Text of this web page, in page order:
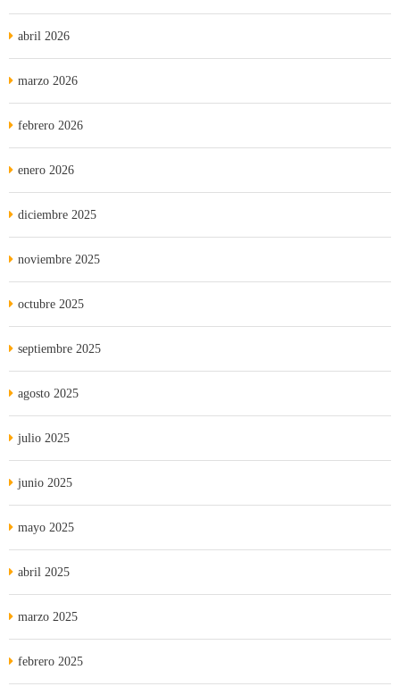
abril 2026
marzo 2026
febrero 2026
enero 2026
diciembre 2025
noviembre 2025
octubre 2025
septiembre 2025
agosto 2025
julio 2025
junio 2025
mayo 2025
abril 2025
marzo 2025
febrero 2025